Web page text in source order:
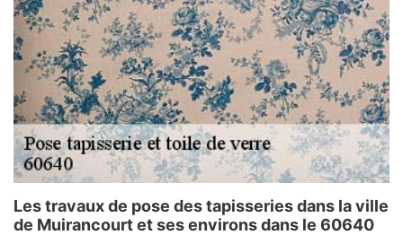
Les travaux de pose des tapisseries dans la ville
de Muirancourt et ses environs dans le 60640